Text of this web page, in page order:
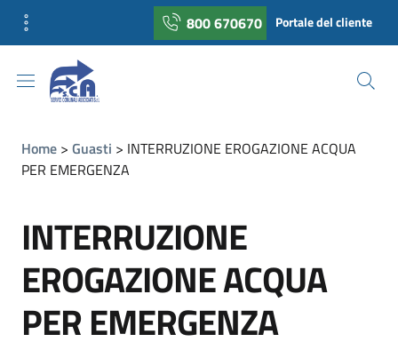
800 670670 Portale del cliente
Home Guasti
INTERRUZIONE EROGAZIONE ACQUA
PER EMERGENZA
INTERRUZIONE
EROGAZIONE ACQUA
PER EMERGENZA